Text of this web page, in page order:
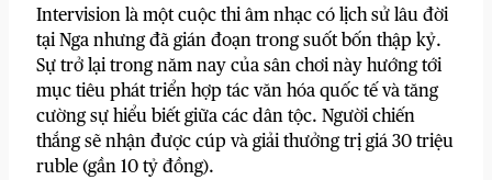
Intervision là một cuộc thi âm nhạc có lịch sử lâu đời
tại Nga nhưng đã gián đoạn trong suốt bốn thập kỷ.
Sự trở lại trong năm nay của sân chơi này hướng tới
mục tiêu phát triển hợp tác văn hóa quốc tế và tăng
cường sự hiểu biết giữa các dân tộc. Người chiến
thắng sẽ nhận được cúp và giải thưởng trị giá 30 triệu
ruble (gần 10 tỷ đồng).